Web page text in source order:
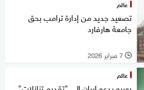
عالم
تصعيد جديد ‌من إدارة ترامب بحق
جامعة هارفارد
l 7 فبراير 2026
عالم